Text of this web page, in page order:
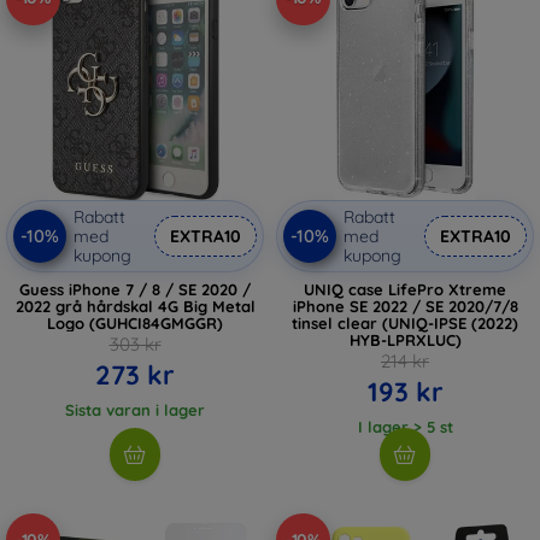
-10%
Rabatt
med
kupong
EXTRA10
Guess iPhone 7 / 8 / SE 2020 /
2022 grå hårdskal 4G Big Metal
Logo (GUHCI84GMGGR)
303 kr
273 kr
Sista varan i lager
-10%
Rabatt
med
kupong
EXTRA10
UNIQ case LifePro Xtreme
iPhone SE 2022 / SE 2020/7/8
tinsel clear (UNIQ-IPSE (2022)
HYB-LPRXLUC)
214 kr
193 kr
I lager > 5 st